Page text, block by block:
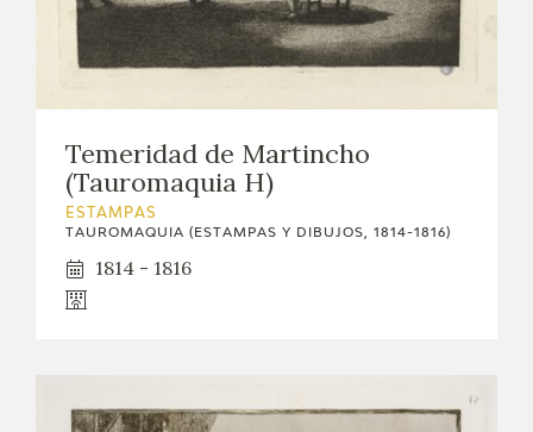
Temeridad de Martincho
(Tauromaquia H)
ESTAMPAS
TAUROMAQUIA (ESTAMPAS Y DIBUJOS, 1814-1816)
1814 - 1816